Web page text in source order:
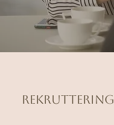
REKRUTTERING